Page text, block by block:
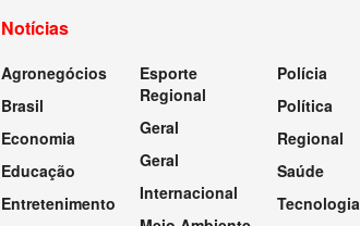
Notícias
Agronegócios
Brasil
Economia
Educação
Entretenimento
Esporte
Regional
Geral
Geral
Internacional
Polícia
Política
Regional
Saúde
Tecnologia